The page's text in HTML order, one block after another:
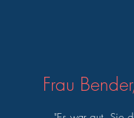
Frau